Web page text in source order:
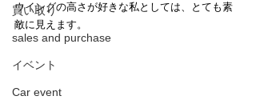
買い取り
sales and purchase
イベント
Car event
ウイングの高さが好きな私としては、とても素
敵に見えます。